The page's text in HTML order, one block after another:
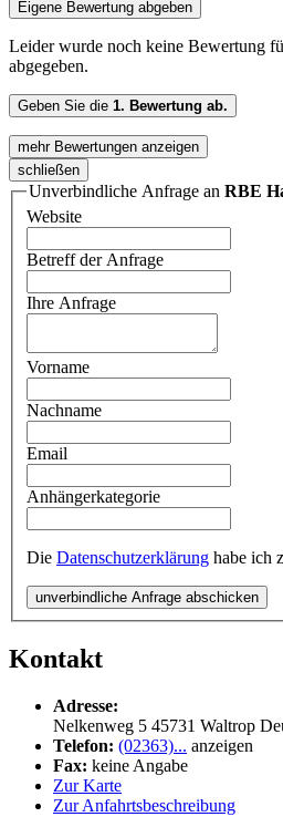
Eigene Bewertung abgeben
Leider wurde noch keine Bewertung
abgegeben.
Geben Sie die 1. Bewertung ab.
mehr Bewertungen anzeigen
schließen
Unverbindliche Anfrage an RBE
Website
Betreff der Anfrage
Ihre Anfrage
Vorname
Nachname
Email
Anhängerkategorie
Die Datenschutzerklärung habe ich
unverbindliche Anfrage abschicken
Kontakt
Adresse:
Nelkenweg 5 45731 Waltrop
Telefon: (02363)... anzeigen
Fax: keine Angabe
Zur Karte
Zur Anfahrtsbeschreibung